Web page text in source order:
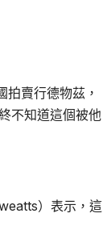
賣行德物茲，
不知道這個被他
）表示，這